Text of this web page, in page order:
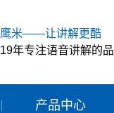
鹰米——让讲解更酷
19年专注语音讲解的
产品中心